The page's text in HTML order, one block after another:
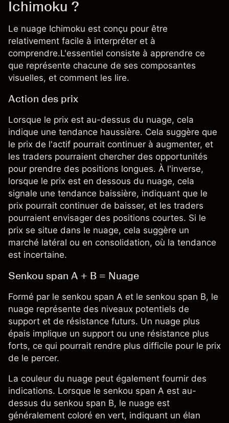
Ichimoku ?
Le nuage Ichimoku est conçu pour être
relativement facile à interpréter et à
comprendre.L'essentiel consiste à apprendre ce
que représente chacune de ses composantes
visuelles, et comment les lire.
Action des prix
Lorsque le prix est au-dessus du nuage, cela
indique une tendance haussière. Cela suggère que
le prix de l'actif pourrait continuer à augmenter, et
les traders pourraient chercher des opportunités
pour prendre des positions longues. À l'inverse,
lorsque le prix est en dessous du nuage, cela
signale une tendance baissière, indiquant que le
prix pourrait continuer de baisser, et les traders
pourraient envisager des positions courtes. Si le
prix se situe dans le nuage, cela suggère un
marché latéral ou en consolidation, où la tendance
est incertaine.
Senkou span A + B = Nuage
Formé par le senkou span A et le senkou span B, le
nuage représente des niveaux potentiels de
support et de résistance futurs. Un nuage plus
épais implique un support ou une résistance plus
forts, ce qui pourrait rendre plus difficile pour le prix
de le percer.
La couleur du nuage peut également fournir des
indications. Lorsque le senkou span A est au-
dessus du senkou span B, le nuage est
généralement coloré en vert, indiquant un élan